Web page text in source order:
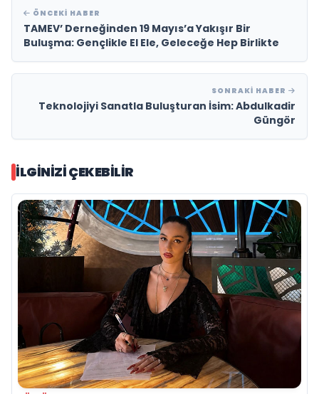
ÖNCEKI HABER
TAMEV’ Derneğinden 19 Mayıs’a Yakışır Bir
Buluşma: Gençlikle El Ele, Geleceğe Hep Birlikte
SONRAKI HABER
Teknolojiyi Sanatla Buluşturan İsim: Abdulkadir
Güngör
İLGINIZI ÇEKEBILIR